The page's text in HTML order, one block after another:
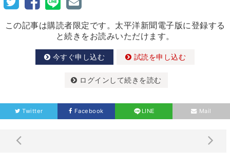
この記事は購読者限定です。太平洋新聞電子版に登録する
と続きをお読みいただけます。
今すぐ申し込む 試読を申し込む
ログインして続きを読む
Twitter Facebook LINE Mail